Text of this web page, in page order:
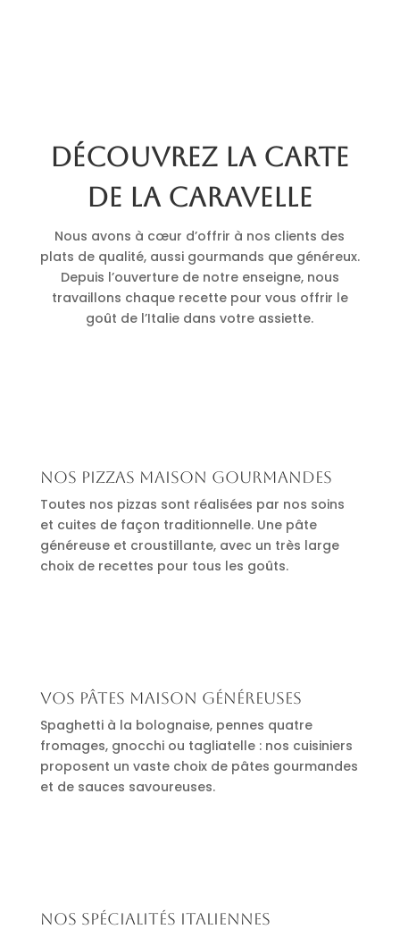
Découvrez la carte
de La Caravelle
Nous avons à cœur d’offrir à nos clients des
plats de qualité, aussi gourmands que généreux.
Depuis l’ouverture de notre enseigne, nous
travaillons chaque recette pour vous offrir le
goût de l’Italie dans votre assiette.
Nos pizzas maison gourmandes
Toutes nos pizzas sont réalisées par nos soins
et cuites de façon traditionnelle. Une pâte
généreuse et croustillante, avec un très large
choix de recettes pour tous les goûts.
Vos pâtes maison généreuses
Spaghetti à la bolognaise, pennes quatre
fromages, gnocchi ou tagliatelle : nos cuisiniers
proposent un vaste choix de pâtes gourmandes
et de sauces savoureuses.
Nos spécialités italiennes